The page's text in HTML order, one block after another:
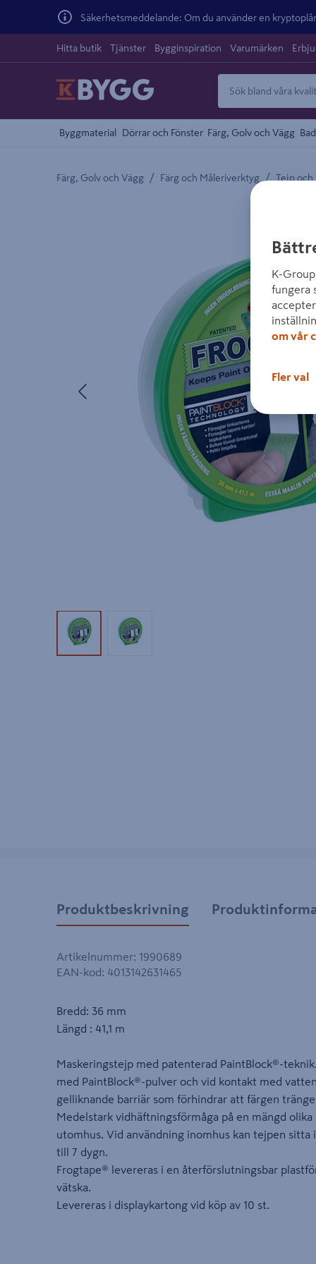
Säkerhetsmeddelande: Om du använder en
Hitta butik Tjänster Bygginspiration Varumärken
Byggmaterial Dörrar och Fönster Färg, Golv och Vägg
Färg, Golv och Vägg / Färg och Måleriverktyg / Tejp och
Produktbild 1Produktbild 2
Produktbeskrivning
Artikelnummer: 1990689
EAN-kod: 4013142631465
Bredd: 36 mm
Längd : 41,1 m
Maskeringstejp med patenterad PaintBlock®-
med PaintBlock®-pulver och vid kontakt med
gelliknande barriär som förhindrar att färgen
Medelstark vidhäftningsförmåga på en mängd
utomhus. Vid användning inomhus kan tejpen sitta
till 7 dygn.
Frogtape® levereras i en återförslutningsbar
vätska.
Levereras i displaykartong vid köp av 10 st.
K-
fungera
om vår
Fler val